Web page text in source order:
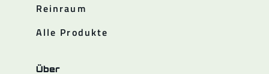
Reinraum
Alle Produkte
Über